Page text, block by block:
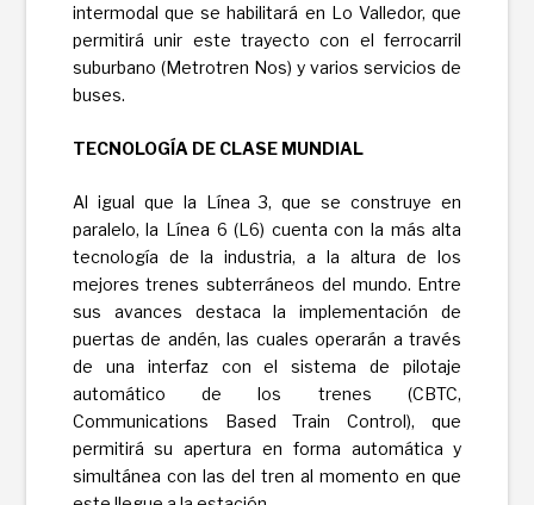
intermodal que se habilitará en Lo Valledor, que
permitirá unir este trayecto con el ferrocarril
suburbano (Metrotren Nos) y varios servicios de
buses.
TECNOLOGÍA DE CLASE MUNDIAL
Al igual que la Línea 3, que se construye en
paralelo, la Línea 6 (L6) cuenta con la más alta
tecnología de la industria, a la altura de los
mejores trenes subterráneos del mundo. Entre
sus avances destaca la implementación de
puertas de andén, las cuales operarán a través
de una interfaz con el sistema de pilotaje
automático de los trenes (CBTC,
Communications Based Train Control), que
permitirá su apertura en forma automática y
simultánea con las del tren al momento en que